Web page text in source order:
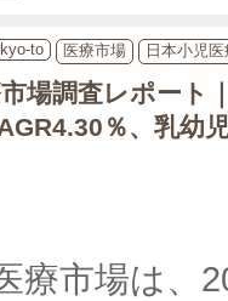
to 医療市場 日本小児
場調査レポート
％、乳幼
療市場は、